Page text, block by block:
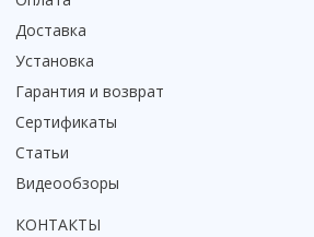
Доставка
Установка
Гарантия и возврат
Сертификаты
Статьи
Видеообзоры
КОНТАКТЫ